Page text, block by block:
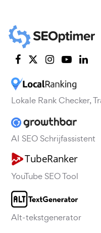
Lokale Rank Checker,
AI SEO Schrijfassistent
YouTube SEO Tool
Alt-tekstgenerator